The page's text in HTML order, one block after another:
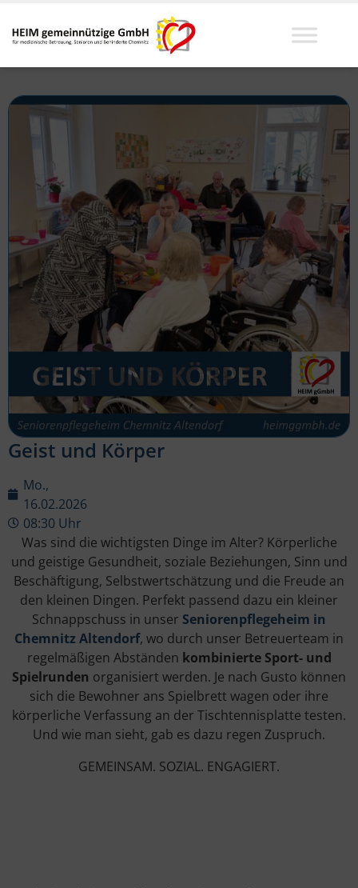
Geist und Körper
Mo.,
16.02.2026
08:30 Uhr
Was sind die wichtigsten Dinge im Alter? Körperliche
und geistige Gesundheit, soziale Beziehungen, Sinn und
Beschäftigung, Selbstwertschätzung und die Freude an
den kleinen Dingen. Perfekt passend dazu ein kleiner
Schnappschuss in unser Seniorenpflegeheim in
Chemnitz Altendorf, wo durch unser Betreuerteam in
regelmäßigen Abständen kombinierte Sport- und
Spielrunden organisiert werden. Je nach Gusto können
sich die Bewohner ans Spielbrett wagen oder ihre
körperliche Verfassung an der Tischtennisplatte testen.
Und wie man sieht, gab es dazu regen Zuspruch.
GEMEINSAM. SOZIAL. ENGAGIERT.